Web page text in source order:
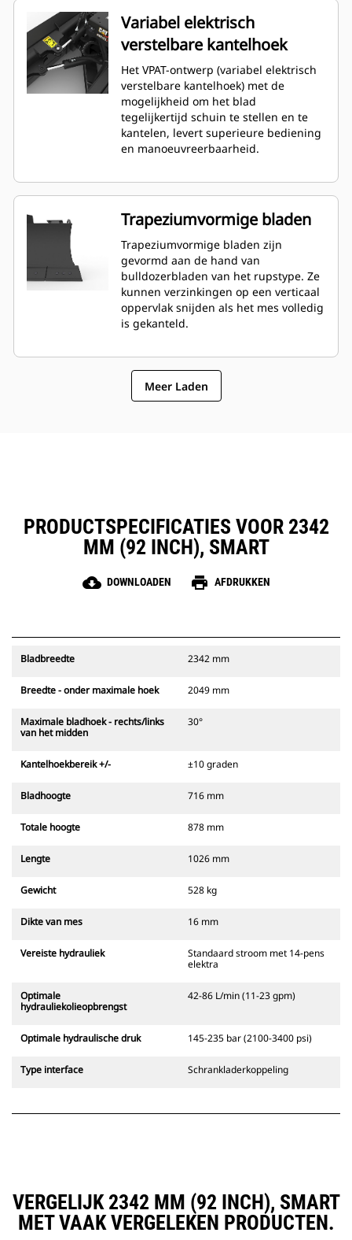
Variabel elektrisch
verstelbare kantelhoek
Het VPAT-ontwerp (variabel elektrisch
verstelbare kantelhoek) met de
mogelijkheid om het blad
tegelijkertijd schuin te stellen en te
kantelen, levert superieure bediening
en manoeuvreerbaarheid.
Trapeziumvormige bladen
Trapeziumvormige bladen zijn
gevormd aan de hand van
bulldozerbladen van het rupstype. Ze
kunnen verzinkingen op een verticaal
oppervlak snijden als het mes volledig
is gekanteld.
Meer Laden
PRODUCTSPECIFICATIES VOOR 2342
MM (92 INCH), SMART
cloud_download DOWNLOADEN print AFDRUKKEN
Bladbreedte 2342 mm
Breedte - onder maximale hoek 2049 mm
Maximale bladhoek - rechts/links
van het midden
30°
Kantelhoekbereik +/- ±10 graden
Bladhoogte 716 mm
Totale hoogte 878 mm
Lengte 1026 mm
Gewicht 528 kg
Dikte van mes 16 mm
Vereiste hydrauliek
Standaard stroom met 14-pens
elektra
Optimale
hydrauliekolieopbrengst
42-86 L/min (11-23 gpm)
Optimale hydraulische druk 145-235 bar (2100-3400 psi)
Type interface Schrankladerkoppeling
VERGELIJK 2342 MM (92 INCH), SMART
MET VAAK VERGELEKEN PRODUCTEN.